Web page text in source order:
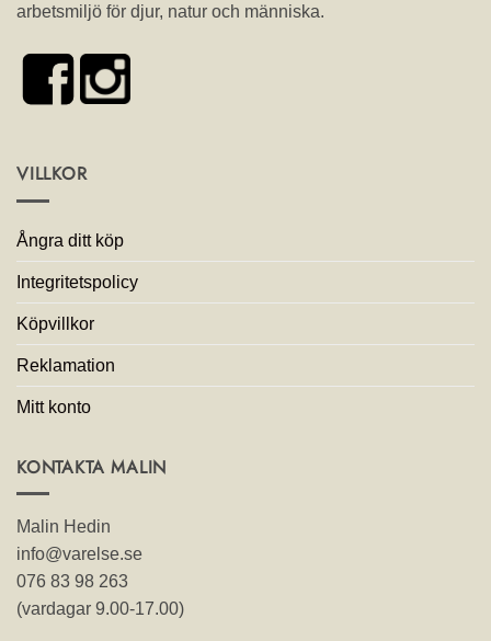
arbetsmiljö för djur, natur och människa.
VILLKOR
Ångra ditt köp
Integritetspolicy
Köpvillkor
Reklamation
Mitt konto
KONTAKTA MALIN
Malin Hedin
info@varelse.se
076 83 98 263
(vardagar 9.00-17.00)